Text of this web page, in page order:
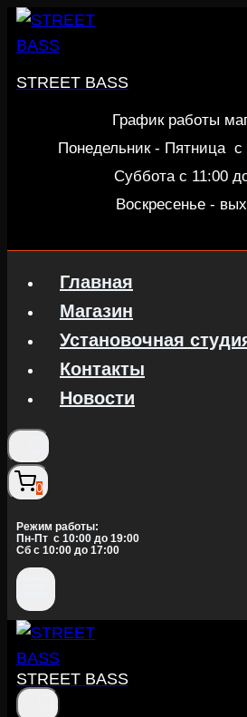
Перейти
STREET BASS
График работы
Понедельник - Пятница c
Суббота с 11:00
Воскресенье -
Главная
Магазин
Установочная
Контакты
Новости
0
Режим работы:
Пн-Пт c 10:00 до 19:00
Сб с 10:00 до 17:00
STREET BASS